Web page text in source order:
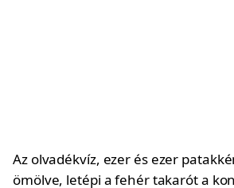
Az olvadékvíz, ezer és ezer
ömölve, letépi a fehér takarót a